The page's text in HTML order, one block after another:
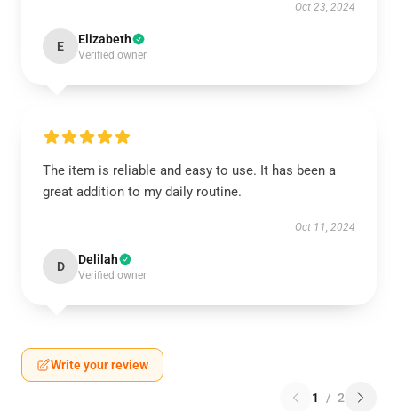
Oct 23, 2024
E Elizabeth
Verified owner
The item is reliable and easy to use. It has been a
great addition to my daily routine.
Oct 11, 2024
D Delilah
Verified owner
Write your review
1 / 2